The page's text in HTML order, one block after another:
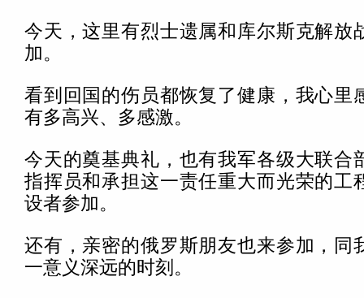
今天，这里有烈士遗属和库尔斯克解放
加。
看到回国的伤员都恢复了健康，我心里
有多高兴、多感激。
今天的奠基典礼，也有我军各级大联合
指挥员和承担这一责任重大而光荣的工
设者参加。
还有，亲密的俄罗斯朋友也来参加，同
一意义深远的时刻。